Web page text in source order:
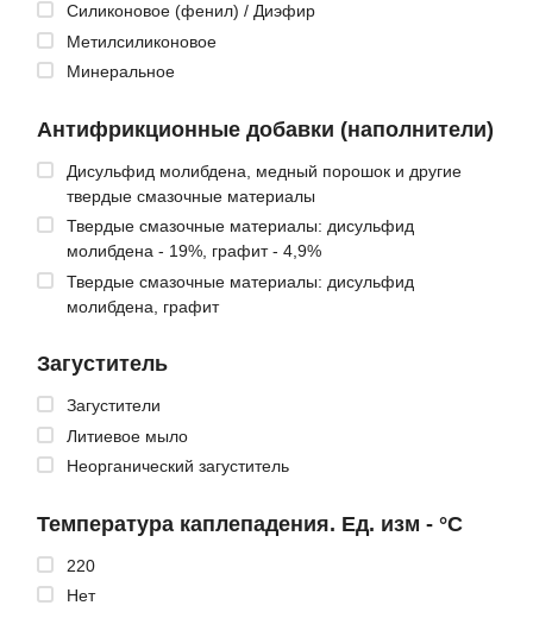
Cиликоновое (фенил) / Диэфир
Метилсиликоновое
Минеральное
Антифрикционные добавки (наполнители)
Дисульфид молибдена, медный порошок и другие
твердые смазочные материалы
Твердые смазочные материалы: дисульфид
молибдена - 19%, графит - 4,9%
Твердые смазочные материалы: дисульфид
молибдена, графит
Загуститель
Загустители
Литиевое мыло
Неорганический загуститель
Температура каплепадения. Ед. изм - °C
220
Нет